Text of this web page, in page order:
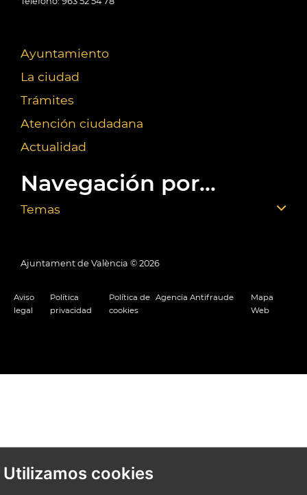
Utilizamos cookies
Ayuntamiento
La ciudad
Trámites
Atención ciudadana
Actualidad
Navegación por...
Temas
Ajuntament de València © 2026
Aviso
legal
Política
privacidad
Política de
cookies
Agencia Antifraude
Mapa
Web